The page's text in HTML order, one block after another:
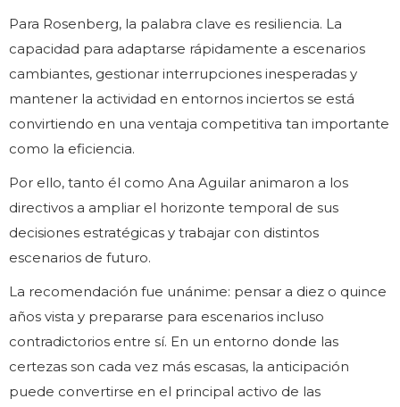
Para Rosenberg, la palabra clave es resiliencia. La
capacidad para adaptarse rápidamente a escenarios
cambiantes, gestionar interrupciones inesperadas y
mantener la actividad en entornos inciertos se está
convirtiendo en una ventaja competitiva tan importante
como la eficiencia.
Por ello, tanto él como Ana Aguilar animaron a los
directivos a ampliar el horizonte temporal de sus
decisiones estratégicas y trabajar con distintos
escenarios de futuro.
La recomendación fue unánime: pensar a diez o quince
años vista y prepararse para escenarios incluso
contradictorios entre sí. En un entorno donde las
certezas son cada vez más escasas, la anticipación
puede convertirse en el principal activo de las